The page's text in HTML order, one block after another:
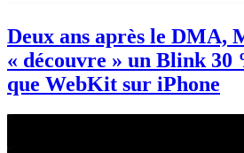
Deux ans après le DMA,
« découvre » un Blink 30
que WebKit sur iPhone